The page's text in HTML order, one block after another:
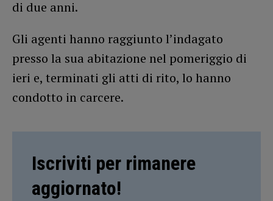
di due anni.
Gli agenti hanno raggiunto l’indagato
presso la sua abitazione nel pomeriggio di
ieri e, terminati gli atti di rito, lo hanno
condotto in carcere.
Iscriviti per rimanere
aggiornato!